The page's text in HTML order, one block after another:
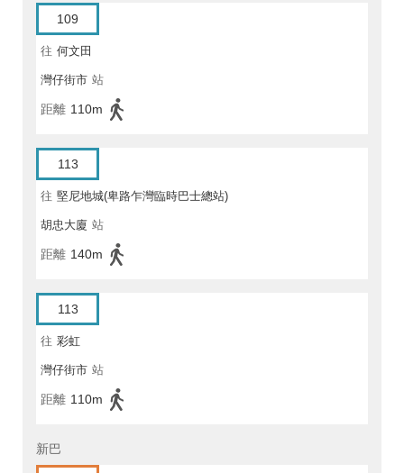
109
往 何文田
灣仔街市 站
距離 110m
113
往 堅尼地城(卑路乍灣臨時巴士總站)
胡忠大廈 站
距離 140m
113
往 彩虹
灣仔街市 站
距離 110m
新巴